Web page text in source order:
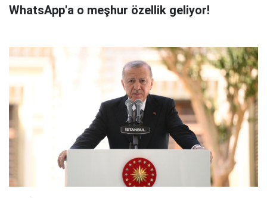
WhatsApp'a o meşhur özellik geliyor!